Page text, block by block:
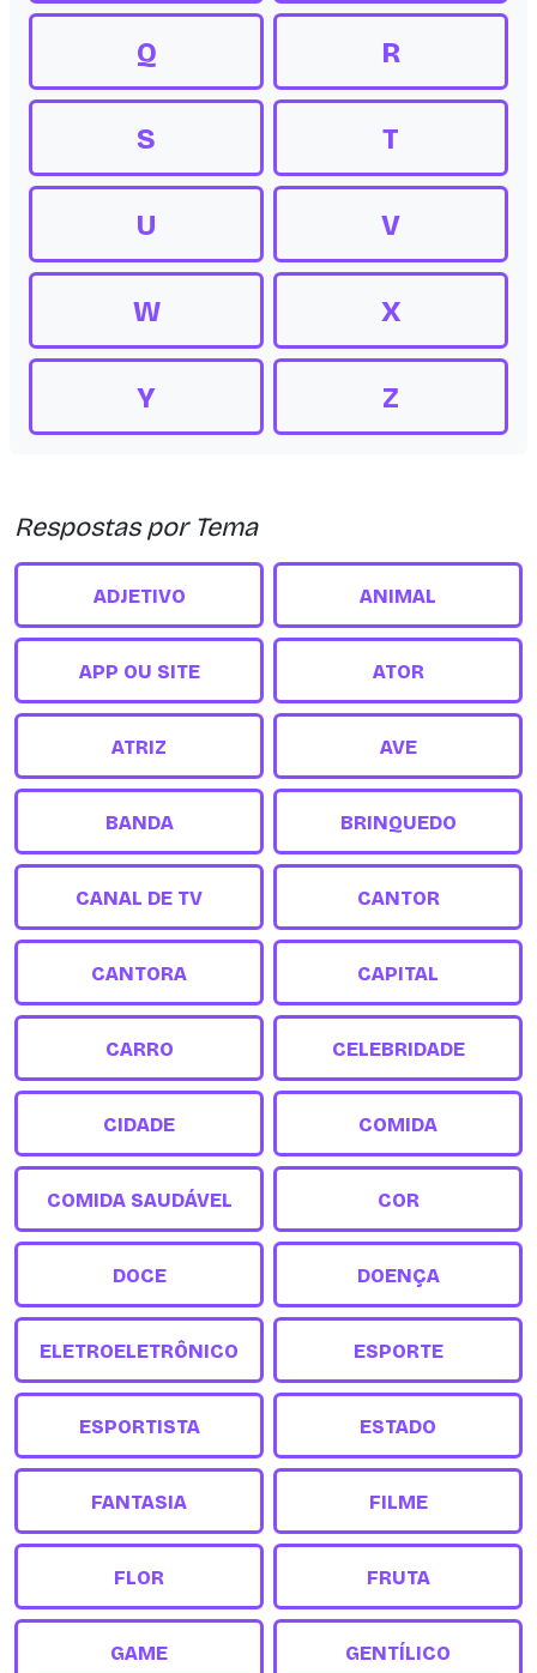
Q R
S T
U V
W X
Y Z
Respostas por Tema
ADJETIVO ANIMAL
APP OU SITE ATOR
ATRIZ AVE
BANDA BRINQUEDO
CANAL DE TV CANTOR
CANTORA CAPITAL
CARRO CELEBRIDADE
CIDADE COMIDA
COMIDA SAUDÁVEL COR
DOCE DOENÇA
ELETROELETRÔNICO ESPORTE
ESPORTISTA ESTADO
FANTASIA FILME
FLOR FRUTA
GAME GENTÍLICO